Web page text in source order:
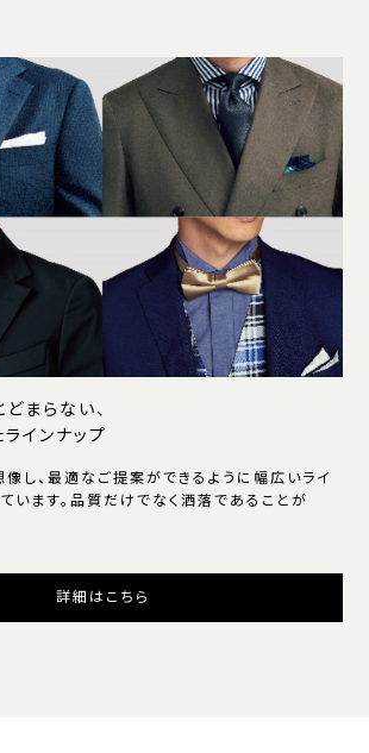
まらない、
インナップ
し、最適なご提案ができるように幅広いライ
います。品質だけでなく洒落であることが
詳細はこちら